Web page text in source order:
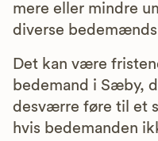
mere eller mindre
diverse
Det kan være
bedemand i Sæby,
desværre føre til et
hvis bedemanden